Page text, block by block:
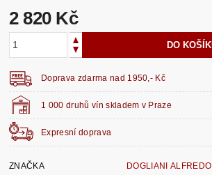
2 820 Kč
1 000 druhů vín skladem v Praze
Expresní doprava
Doprava zdarma nad 1950,- Kč
ZNAČKA
DOGLIANI ALFREDO